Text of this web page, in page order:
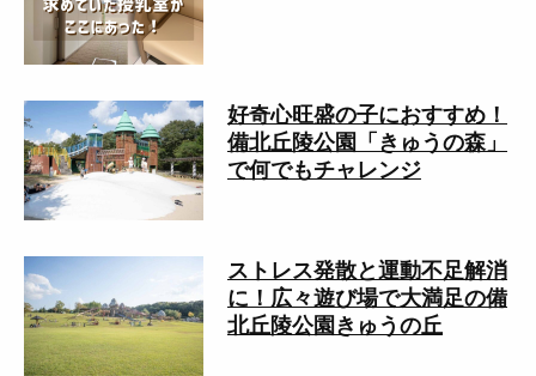
好奇心旺盛の子におすすめ！
備北丘陵公園「きゅうの森」
で何でもチャレンジ
ストレス発散と運動不足解消
に！広々遊び場で大満足の備
北丘陵公園きゅうの丘